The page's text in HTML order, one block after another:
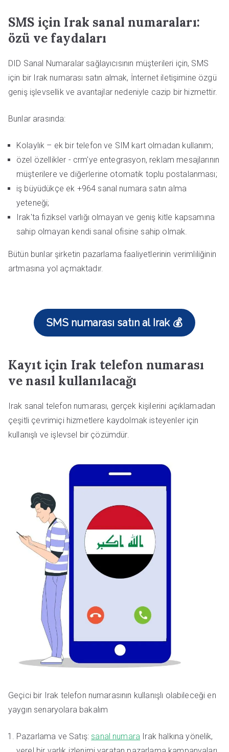
SMS için Irak sanal numaraları:
özü ve faydaları
DID Sanal Numaralar sağlayıcısının müşterileri için, SMS
için bir Irak numarası satın almak, İnternet iletişimine özgü
geniş işlevsellik ve avantajlar nedeniyle cazip bir hizmettir.
Bunlar arasında:
Kolaylık – ek bir telefon ve SIM kart olmadan kullanım;
özel özellikler - crm'ye entegrasyon, reklam mesajlarının
müşterilere ve diğerlerine otomatik toplu postalanması;
iş büyüdükçe ek +964 sanal numara satın alma
yeteneği;
Irak'ta fiziksel varlığı olmayan ve geniş kitle kapsamına
sahip olmayan kendi sanal ofisine sahip olmak.
Bütün bunlar şirketin pazarlama faaliyetlerinin verimliliğinin
artmasına yol açmaktadır.
SMS numarası satın al Irak 💰
Kayıt için Irak telefon numarası
ve nasıl kullanılacağı
Irak sanal telefon numarası, gerçek kişilerini açıklamadan
çeşitli çevrimiçi hizmetlere kaydolmak isteyenler için
kullanışlı ve işlevsel bir çözümdür.
Geçici bir Irak telefon numarasının kullanışlı olabileceği en
yaygın senaryolara bakalım
Pazarlama ve Satış: sanal numara Irak halkına yönelik,